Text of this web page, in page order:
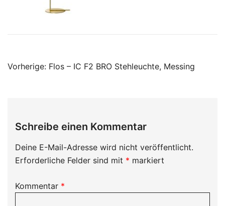
Beitragsnavigation
Vorherige: Flos – IC F2 BRO Stehleuchte, Messing
Schreibe einen Kommentar
Deine E-Mail-Adresse wird nicht veröffentlicht.
Erforderliche Felder sind mit * markiert
Kommentar *